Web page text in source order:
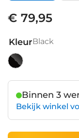
€ 79,95
KleurBlack
Binnen 3
Bekijk winkel